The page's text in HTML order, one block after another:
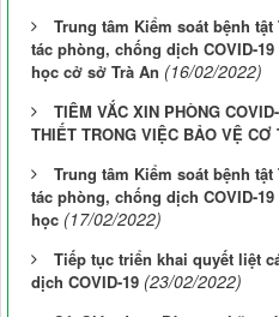
Trung tâm Kiểm soát bệnh
tác phòng, chống dịch COVID-
học cở sở Trà An (16/02/2022)
TIÊM VẮC XIN PHÒNG
THIẾT TRONG VIỆC BẢO VỆ CƠ
Trung tâm Kiểm soát bệnh
tác phòng, chống dịch COVID-
học (17/02/2022)
Tiếp tục triển khai quyết liệt
dịch COVID-19 (23/02/2022)